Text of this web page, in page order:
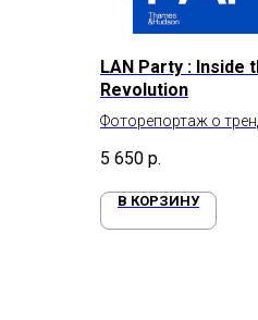
LAN Party : Inside
Revolution
Фоторепортаж о
5 650 р.
В КОРЗИНУ